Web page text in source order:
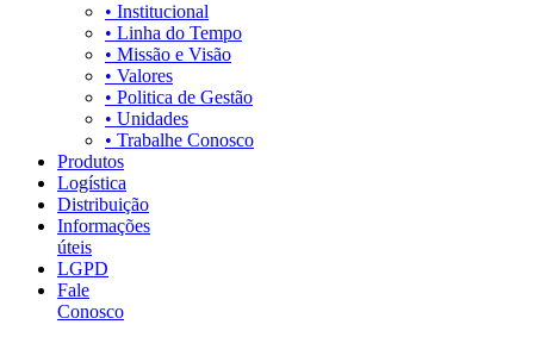
• Institucional
• Linha do Tempo
• Missão e Visão
• Valores
• Politica de Gestão
• Unidades
• Trabalhe Conosco
Produtos
Logística
Distribuição
Informações
úteis
LGPD
Fale
Conosco